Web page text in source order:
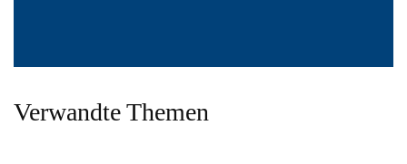
Verwandte Themen